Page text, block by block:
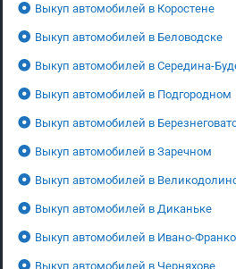
Выкуп автомобилей в Коростене
Выкуп автомобилей в Беловодске
Выкуп автомобилей в Середина-
Выкуп автомобилей в Подгородном
Выкуп автомобилей в
Выкуп автомобилей в Заречном
Выкуп автомобилей в
Выкуп автомобилей в Диканьке
Выкуп автомобилей в Ивано-
Выкуп автомобилей в Черняхове